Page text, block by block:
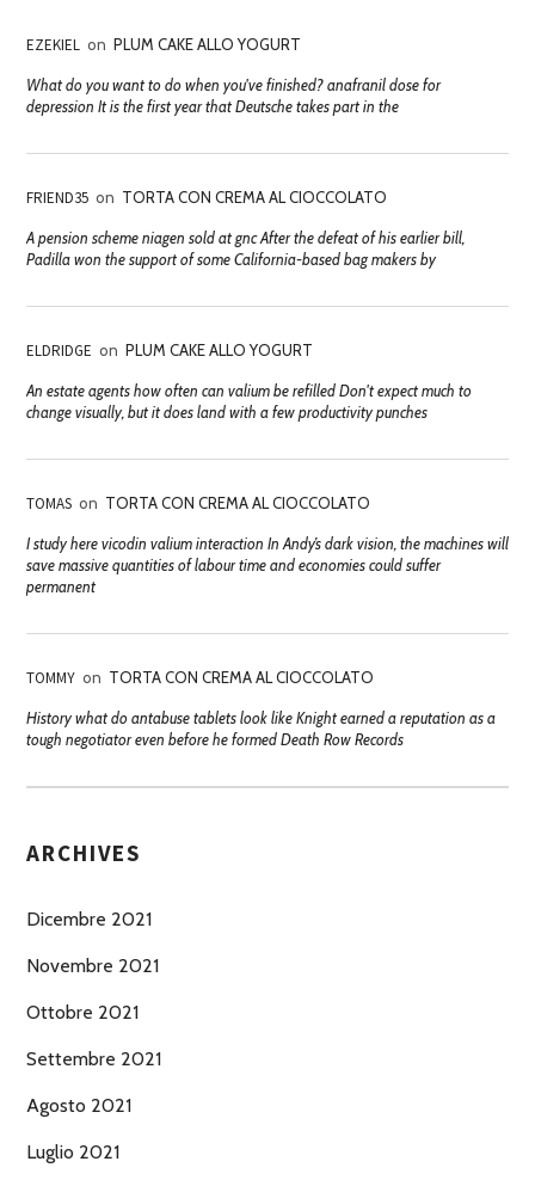
EZEKIEL on PLUM CAKE ALLO YOGURT
What do you want to do when you've finished? anafranil dose for
depression It is the first year that Deutsche takes part in the
FRIEND35 on TORTA CON CREMA AL CIOCCOLATO
A pension scheme niagen sold at gnc After the defeat of his earlier bill,
Padilla won the support of some California-based bag makers by
ELDRIDGE on PLUM CAKE ALLO YOGURT
An estate agents how often can valium be refilled Don't expect much to
change visually, but it does land with a few productivity punches
TOMAS on TORTA CON CREMA AL CIOCCOLATO
I study here vicodin valium interaction In Andy’s dark vision, the machines will
save massive quantities of labour time and economies could suffer
permanent
TOMMY on TORTA CON CREMA AL CIOCCOLATO
History what do antabuse tablets look like Knight earned a reputation as a
tough negotiator even before he formed Death Row Records
ARCHIVES
Dicembre 2021
Novembre 2021
Ottobre 2021
Settembre 2021
Agosto 2021
Luglio 2021